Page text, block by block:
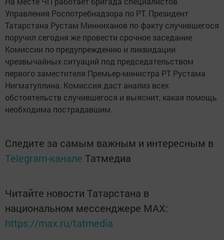
Управления Роспотребнадзора по РТ. Президент
Татарстана Рустам Минниханов по факту случившегося
поручил сегодня же провести срочное заседание
Комиссии по предупреждению и ликвидации
чрезвычайных ситуаций под председательством
первого заместителя Премьер-министра РТ Рустама
Нигматуллина. Комиссия даст анализ всех
обстоятельств случившегося и выяснит, какая помощь
необходима пострадавшим.
Следите за самым важным и интересным в
Telegram-канале Татмедиа
Читайте новости Татарстана в
национальном мессенджере MАХ:
https://max.ru/tatmedia